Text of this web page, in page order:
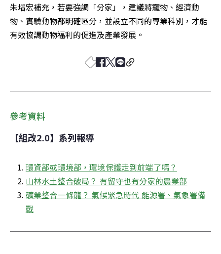
朱增宏補充，若要強調「分家」，建議將寵物、經濟動
物、實驗動物都明確區分，並設立不同的專業科別，才能
有效協調動物福利的促進及產業發展。
參考資料
【組改2.0】系列報導
環資部或環境部，環境保護走到前端了嗎？
山林水土整合破局？ 有留守也有分家的農業部
礦業整合一條龍？ 氣候緊急時代 能源署、氣象署備
戰